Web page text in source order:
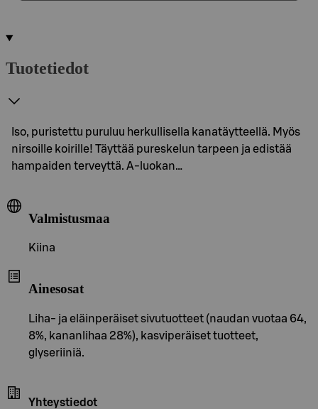
Tuotetiedot
Iso, puristettu puruluu herkullisella kanatäytteellä. Myös
nirsoille koirille! Täyttää pureskelun tarpeen ja edistää
hampaiden terveyttä. A-luokan…
Valmistusmaa
Kiina
Ainesosat
Liha- ja eläinperäiset sivutuotteet (naudan vuotaa 64,
8%, kananlihaa 28%), kasviperäiset tuotteet,
glyseriiniä.
Yhteystiedot